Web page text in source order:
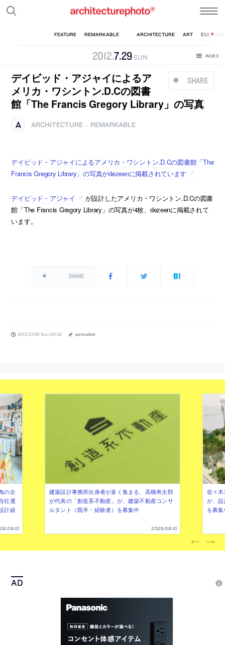
2012.7.29 SUN
SHARE
デイビッド・アジャイによるア
メリカ・ワシントン.D.Cの図書
館「The Francis Gregory Library」の写真
ARCHITECTURE REMARKABLE
デイビッド・アジャイによるアメリカ・ワシントン.D.Cの図書館「The
Francis Gregory Library」の写真がdezeenに掲載されています
デイビッド・アジャイ
が設計したアメリカ・ワシントン.D.Cの図書
館「The Francis Gregory Library」の写真が4枚、dezeenに掲載されて
います。
SHARE
2012.07.29 Sun 09:32 permalink
の企
社運
計経
建築設計事務所出身者が多く集まる、高橋寿太郎
が代表の「創造系不動産」が、建築不動産コンサ
ルタント（既卒・経験者）を募集中
2026.08.10
佐々
が、
を募